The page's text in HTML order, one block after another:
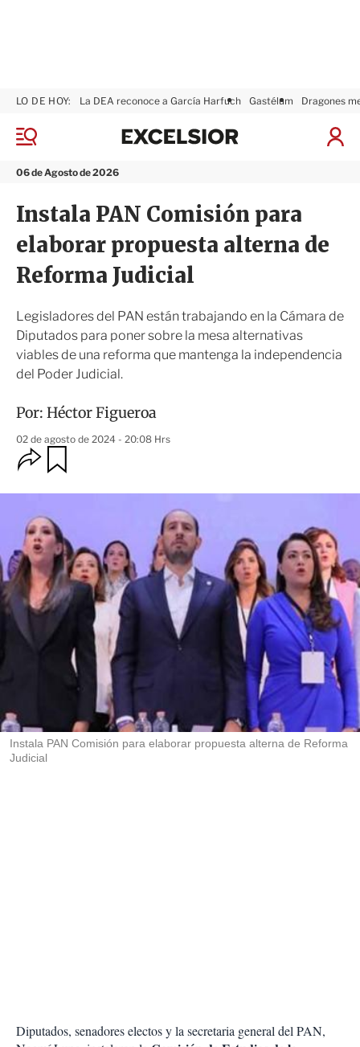
M
n
06 de Agosto de 2026
LO DE HOY: La DEA reconoce a García Harfuch Gastélum Dragones
I
ó
n
x
i
o
r
Instala PAN Comisión para
elaborar propuesta alterna de
Reforma Judicial
Legisladores del PAN están trabajando en la Cámara de
Diputados para poner sobre la mesa alternativas
viables de una reforma que mantenga la independencia
del Poder Judicial.
Por: Héctor Figueroa
02 de agosto de 2024 - 20:08 Hrs
O
p
i
o
n
e
s
d
e
c
m
r
r
r
Instala PAN Comisión para elaborar propuesta alterna de Reforma
Judicial
Diputados, senadores electos y la secretaria general del PAN,